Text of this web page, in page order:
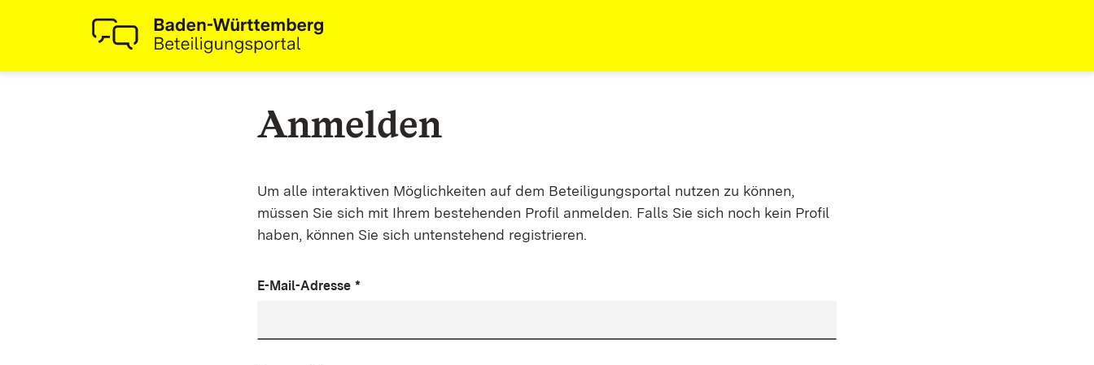
Anmelden
Um alle interaktiven Möglichkeiten auf dem Beteiligungsportal nutzen zu können,
müssen Sie sich mit Ihrem bestehenden Profil anmelden. Falls Sie sich noch kein Profil
haben, können Sie sich untenstehend registrieren.
E-Mail-Adresse *